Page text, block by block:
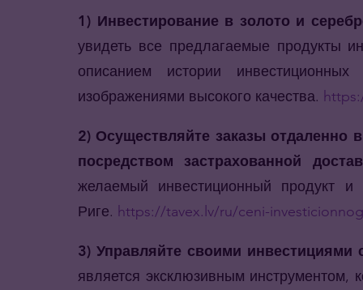
1) Инвестирование в золото и
увидеть все предлагаемые продукты
описанием истории
изображениями высокого качества.
2) Осуществляйте заказы отдаленно
посредством застрахованной
желаемый инвестиционный продукт
Риге. https://tavex.lv/ru/ceni-
3) Управляйте своими инвестициями
является эксклюзивным инструментом,